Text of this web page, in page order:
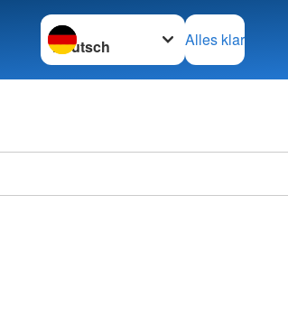
Sprache wechseln zu
Alles klar